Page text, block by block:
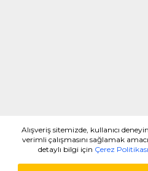
Alışveriş sitemizde, kullanıcı
verimli çalışmasını sağlamak
detaylı bilgi için Çerez Politikası